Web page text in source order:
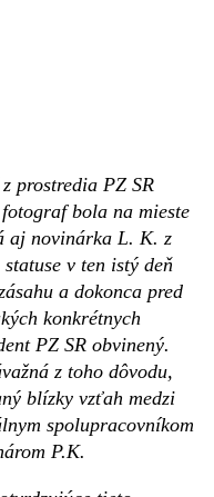
prostredia PZ SR
bola na mieste
aj novinárka L. K. z
v ten istý deň
a dokonca pred
konkrétnych
PZ SR obvinený.
z toho dôvodu,
blízky vzťah medzi
spolupracovníkom
P.K.